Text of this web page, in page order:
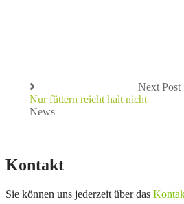
Next Post
Nur füttern reicht halt nicht
News
Kontakt
Sie können uns jederzeit über das